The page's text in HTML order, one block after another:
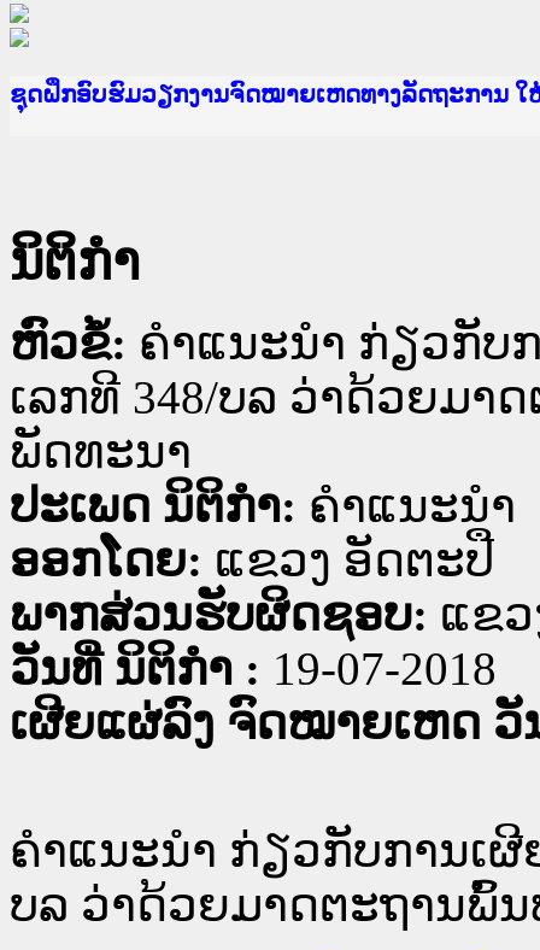
Ministry of Justice Lao PDR
ເຜີຍແຜ່ວັບໄຊຈົດໝາຍເຫດທາງລັດຖະການ ແລະ ແອັ
ກະຊວງຍຸຕິທຳ
ຊຸດຝຶກອົບຮົມວຽກງານຈົດໝາຍເຫດທາງລັດຖະການ
ກອງປະຊຸມທົບທວນຄືນການຈັດຕັ້ງປະຕິບັດວຽກງານຈົ
ຝຶກອົບຮົມ ຜູ່ປະສານງານວຽກງານຈົດໝາຍເຫດທາງລັ
ຝຶກອົບຮົມ ຜູ່ປະສານງານວຽກງານຈົດໝາຍເຫດທາງລັ
ເຜີຍແຜ່ແອັບກົດໝາຍລາວ ແລະ ເວັບໄຊຈົດໝາຍເຫດ
ເຜີຍແຜ່ແອັບກົດໝາຍລາວ ແລະ ເວັບໄຊຈົດໝາຍເຫດ
ຍົກລະດັບວຽກງານຈົດໝາຍເຫດທາງລັດຖະການໃຫ້ຜູ້
ຊຸດຝຶກອົບຮົມວຽກງານຈົດໝາຍເຫດທາງລັດຖະການ ໃ
ນິຕິກໍາ
ຫົວຂໍ້: ຄຳແນະນຳ ກ່ຽວກັບ
ເລກທີ 348/ບລ ວ່າດ້ວຍມາ
ພັດທະນາ
ປະເພດ ນິຕິກໍາ: ຄໍາແນະນໍາ
ອອກໂດຍ: ແຂວງ ອັດຕະປື
ພາກສ່ວນຮັບຜິດຊອບ: ແຂ
ວັນທີ່ ນິຕິກໍາ : 19-07-2018
ເຜີຍແຜ່ລົງ ຈົດໝາຍເຫດ ວັ
ຄຳແນະນຳ ກ່ຽວກັບການເຜີ
ບລ ວ່າດ້ວຍມາດຕະຖານພົ້